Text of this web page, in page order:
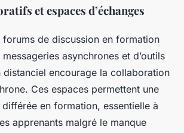
et espaces d’échanges
forums de discussion en formation
asynchrones et d’outils
encourage la collaboration
Ces espaces permettent une
en formation, essentielle à
apprenants malgré le manque